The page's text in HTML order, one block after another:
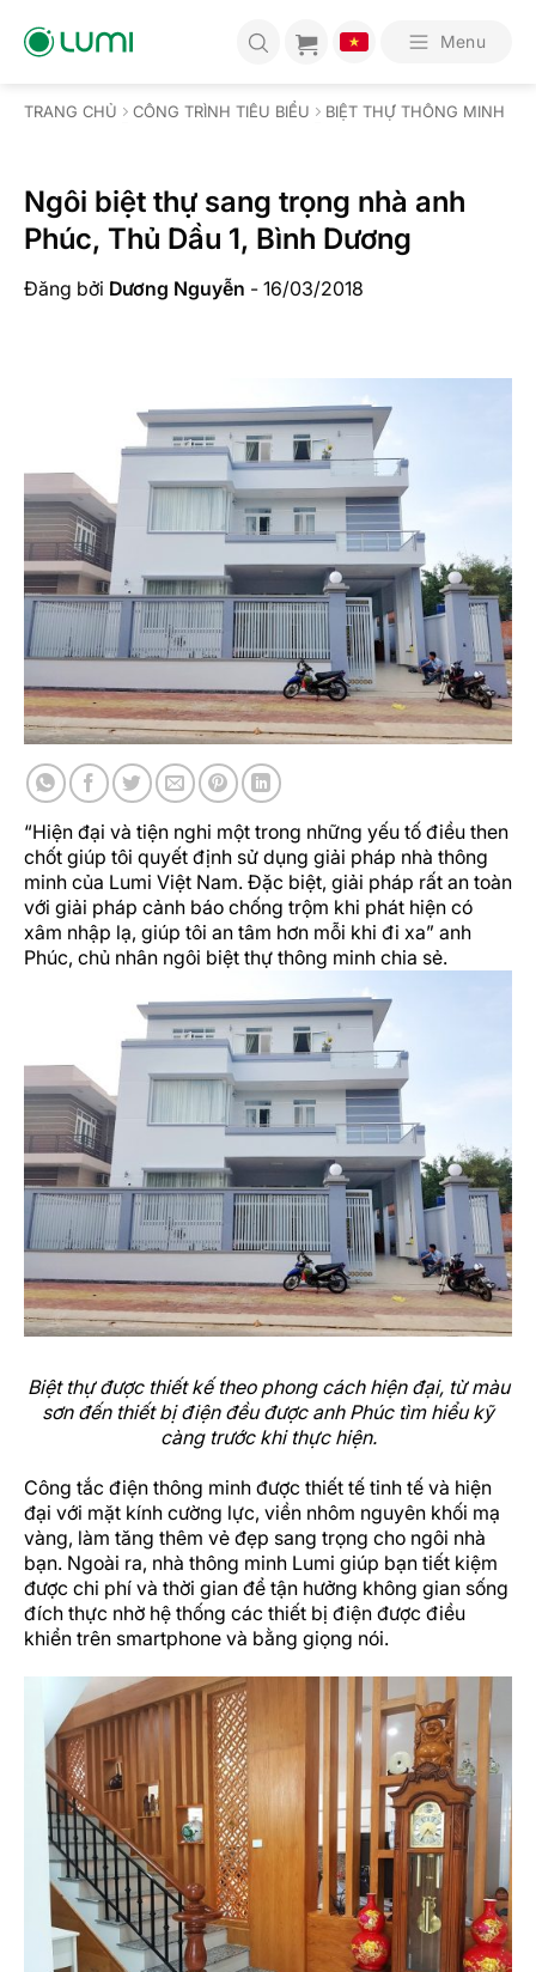
qua
Menu
TRANG CHỦ CÔNG TRÌNH TIÊU BIỂU BIỆT THỰ THÔNG MINH
Ngôi biệt thự sang trọng nhà anh
Phúc, Thủ Dầu 1, Bình Dương
Đăng bởi Dương Nguyễn - 16/03/2018
“Hiện đại và tiện nghi một trong những yếu tố điều then
chốt giúp tôi quyết định sử dụng giải pháp nhà thông
minh của Lumi Việt Nam. Đặc biệt, giải pháp rất an toàn
với giải pháp cảnh báo chống trộm khi phát hiện có
xâm nhập lạ, giúp tôi an tâm hơn mỗi khi đi xa” anh
Phúc, chủ nhân ngôi biệt thự thông minh chia sẻ.
Biệt thự được thiết kế theo phong cách hiện đại, từ màu
sơn đến thiết bị điện đều được anh Phúc tìm hiểu kỹ
càng trước khi thực hiện.
Công tắc điện thông minh được thiết tế tinh tế và hiện
đại với mặt kính cường lực, viền nhôm nguyên khối mạ
vàng, làm tăng thêm vẻ đẹp sang trọng cho ngôi nhà
bạn. Ngoài ra, nhà thông minh Lumi giúp bạn tiết kiệm
được chi phí và thời gian để tận hưởng không gian sống
đích thực nhờ hệ thống các thiết bị điện được điều
khiển trên smartphone và bằng giọng nói.